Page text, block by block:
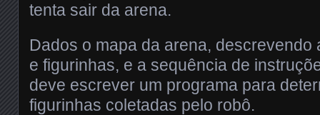
tenta sair da arena.
Dados o mapa da arena, descrevendo
e figurinhas, e a sequência de
deve escrever um programa para
figurinhas coletadas pelo robô.